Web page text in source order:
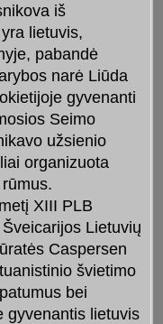
iš
lietuvis,
pabandė
narė Liūda
gyvenanti
Seimo
užsienio
organizuota
XIII PLB
Lietuvių
Caspersen
švietimo
bei
gyvenantis lietuvis